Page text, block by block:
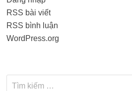
RSS bài viết
RSS bình luận
WordPress.org
Tìm
kiếm